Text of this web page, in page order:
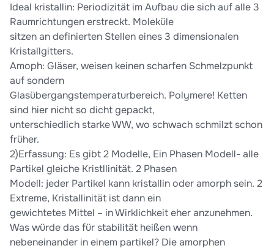
Ideal kristallin: Periodizität im Aufbau die sich auf alle 3
Raumrichtungen erstreckt. Moleküle
sitzen an definierten Stellen eines 3 dimensionalen
Kristallgitters.
Amoph: Gläser, weisen keinen scharfen Schmelzpunkt
auf sondern
Glasübergangstemperaturbereich. Polymere! Ketten
sind hier nicht so dicht gepackt,
unterschiedlich starke WW, wo schwach schmilzt schon
früher.
2)Erfassung: Es gibt 2 Modelle, Ein Phasen Modell- alle
Partikel gleiche Kristllinität. 2 Phasen
Modell: jeder Partikel kann kristallin oder amorph sein. 2
Extreme, Kristallinität ist dann ein
gewichtetes Mittel – in Wirklichkeit eher anzunehmen.
Was würde das für stabilität heißen wenn
nebeneinander in einem partikel? Die amorphen